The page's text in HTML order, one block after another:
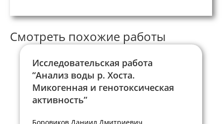
Смотреть похожие работы
Исследовательская работа
“Анализ воды р. Хоста.
Микогенная и генотоксическая
активность”
Боровиков Даниил Дмитриевич